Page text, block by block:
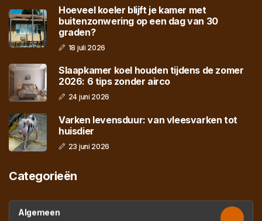
Hoeveel koeler blijft je kamer met
buitenzonwering op een dag van 30
graden?
18 juli 2026
Slaapkamer koel houden tijdens de zomer
2026: 6 tips zonder airco
24 juni 2026
Varken levensduur: van vleesvarken tot
huisdier
23 juni 2026
Categorieën
Algemeen